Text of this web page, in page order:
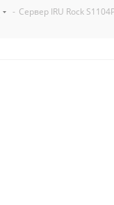
- Сервер IRU Rock